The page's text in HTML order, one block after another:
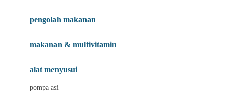
Joolz
pengolah makanan
makanan & multivitamin
alat menyusui
pompa asi